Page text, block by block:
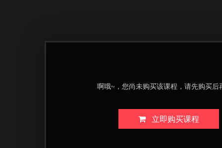
啊哦~，您尚未购买该课程，请先购买后
立即购买课程